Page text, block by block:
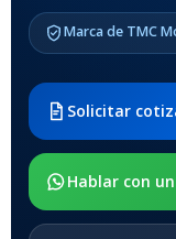
Marca de TMC
Solicitar
Hablar con